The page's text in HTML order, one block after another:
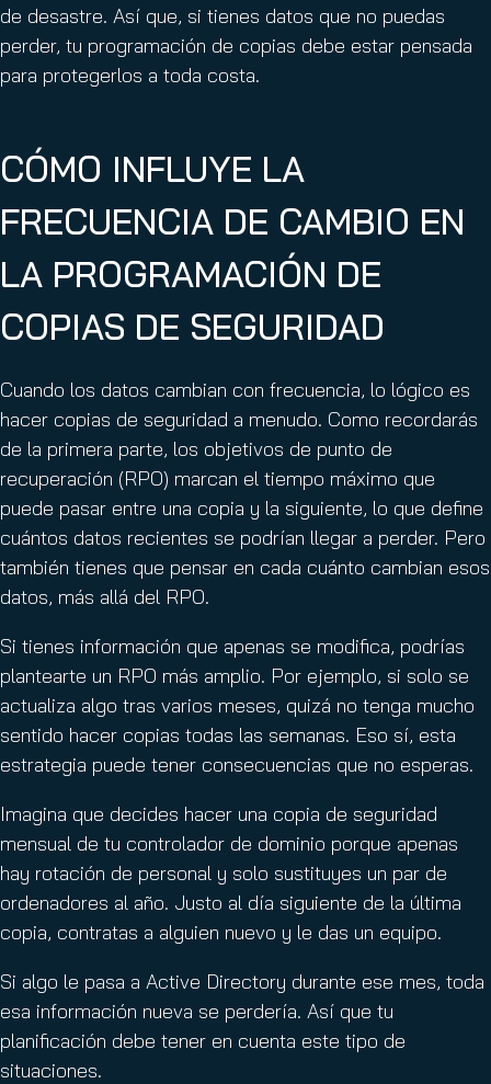
de desastre. Así que, si tienes datos que no puedas
perder, tu programación de copias debe estar pensada
para protegerlos a toda costa.
CÓMO INFLUYE LA
FRECUENCIA DE CAMBIO EN
LA PROGRAMACIÓN DE
COPIAS DE SEGURIDAD
Cuando los datos cambian con frecuencia, lo lógico es
hacer copias de seguridad a menudo. Como recordarás
de la primera parte, los objetivos de punto de
recuperación (RPO) marcan el tiempo máximo que
puede pasar entre una copia y la siguiente, lo que define
cuántos datos recientes se podrían llegar a perder. Pero
también tienes que pensar en cada cuánto cambian esos
datos, más allá del RPO.
Si tienes información que apenas se modifica, podrías
plantearte un RPO más amplio. Por ejemplo, si solo se
actualiza algo tras varios meses, quizá no tenga mucho
sentido hacer copias todas las semanas. Eso sí, esta
estrategia puede tener consecuencias que no esperas.
Imagina que decides hacer una copia de seguridad
mensual de tu controlador de dominio porque apenas
hay rotación de personal y solo sustituyes un par de
ordenadores al año. Justo al día siguiente de la última
copia, contratas a alguien nuevo y le das un equipo.
Si algo le pasa a Active Directory durante ese mes, toda
esa información nueva se perdería. Así que tu
planificación debe tener en cuenta este tipo de
situaciones.